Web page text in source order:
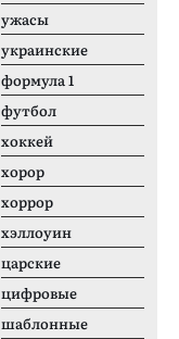
ужасы
украинские
формула 1
футбол
хоккей
хорор
хоррор
хэллоуин
царские
цифровые
шаблонные